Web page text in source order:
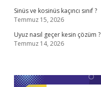
Sinüs ve kosinüs kaçıncı sınıf ?
Temmuz 15, 2026
Uyuz nasıl geçer kesin çözüm ?
Temmuz 14, 2026